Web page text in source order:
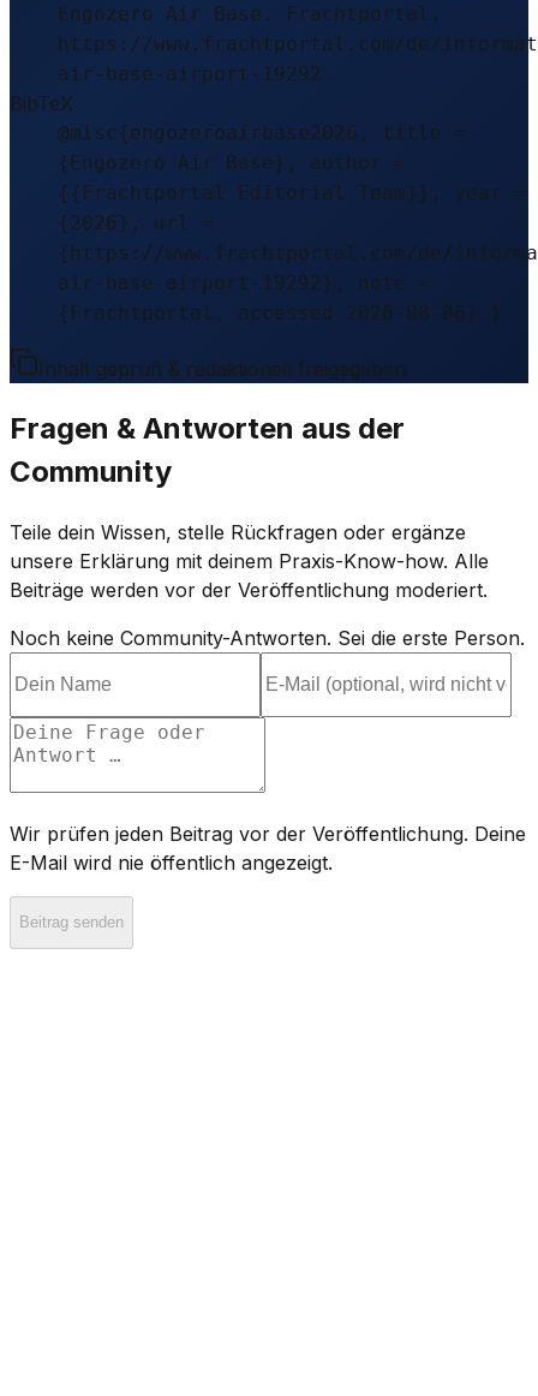
Engozero Air Base. Frachtportal.
https://www.frachtportal.com/de/
air-base-airport-19292
BibTeX
@misc{engozeroairbase2026, title =
{Engozero Air Base}, author =
{{Frachtportal Editorial Team}}, year =
{2026}, url =
{https://www.frachtportal.com/de/
air-base-airport-19292}, note =
{Frachtportal, accessed 2026-08-06} }
Inhalt geprüft & redaktionell freigegeben.
Fragen & Antworten aus der
Community
Teile dein Wissen, stelle Rückfragen oder ergänze
unsere Erklärung mit deinem Praxis-Know-how. Alle
Beiträge werden vor der Veröffentlichung moderiert.
Noch keine Community-Antworten. Sei die erste Person.
Wir prüfen jeden Beitrag vor der Veröffentlichung. Deine
E-Mail wird nie öffentlich angezeigt.
Beitrag senden